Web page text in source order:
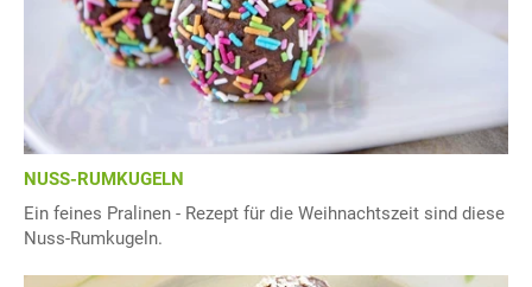
NUSS-RUMKUGELN
Ein feines Pralinen - Rezept für die Weihnachtszeit sind diese
Nuss-Rumkugeln.